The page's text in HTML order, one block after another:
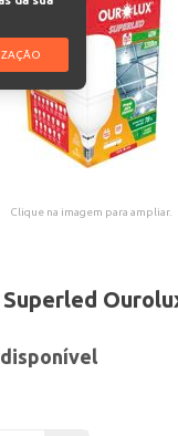
Clique na imagem para ampliar.
Superled